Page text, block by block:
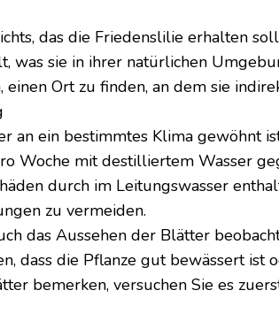
das die Friedenslilie erhalten
was sie in ihrer natürlichen
einen Ort zu finden, an dem sie
an ein bestimmtes Klima gewöhnt
Woche mit destilliertem Wasser
durch im Leitungswasser
zu vermeiden.
das Aussehen der Blätter
dass die Pflanze gut bewässert ist
bemerken, versuchen Sie es